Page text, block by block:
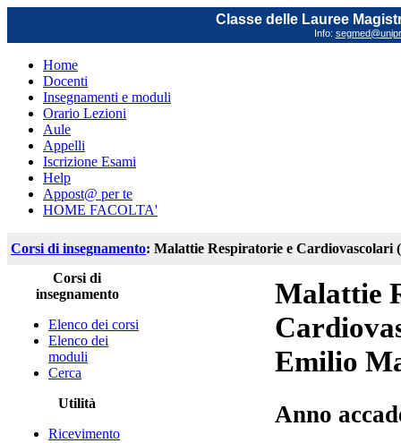
Classe delle Lauree
Info:
Home
Docenti
Insegnamenti e moduli
Orario Lezioni
Aule
Appelli
Iscrizione Esami
Help
Appost@ per te
HOME FACOLTA'
Corsi di insegnamento: Malattie Respiratorie e
Corsi di
insegnamento
Elenco dei corsi
Elenco dei
moduli
Cerca
Utilità
Ricevimento
Malattie
Emilio
Anno